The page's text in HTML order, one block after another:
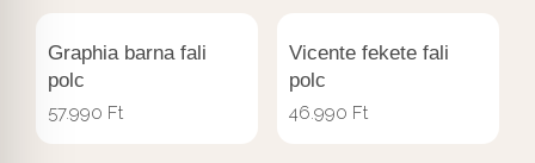
Graphia barna fali
polc
57.990 Ft
Vicente fekete fali
polc
46.990 Ft